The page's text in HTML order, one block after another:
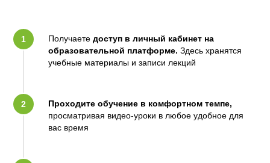
Получаете доступ в личный кабинет на
образовательной платформе. Здесь хранятся
учебные материалы и записи лекций
Проходите обучение в комфортном темпе,
просматривая видео-уроки в любое удобное для
вас время